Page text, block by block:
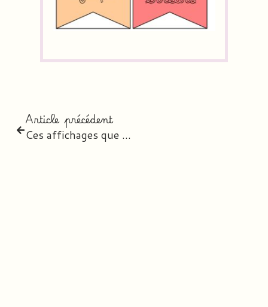
Article précédent
Ces affichages que j’aime tant …